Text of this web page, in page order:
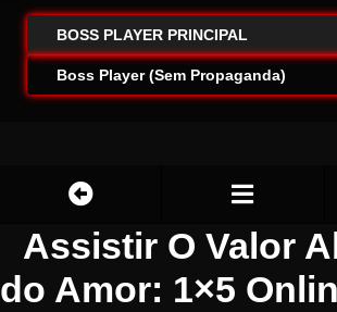
BOSS PLAYER PRINCIPAL
Boss Player (Sem Propaganda)
Assistir O Valor
do Amor: 1×5